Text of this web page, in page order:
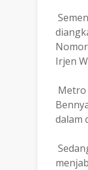
Irjen
Metro
dalam